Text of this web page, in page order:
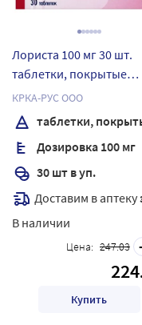
Лориста 100 мг 30 шт.
таблетки, покрытые
пленочной оболочкой
КРКА-РУС ООО
таблетки, покрытые пленочной
Дозировка 100 мг
30 шт в уп.
Доставим в аптеку
В наличии
Цена: 247.03
224
Купить